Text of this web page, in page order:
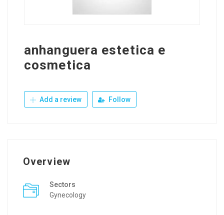
anhanguera estetica e
cosmetica
Add a review Follow
Overview
Sectors
Gynecology